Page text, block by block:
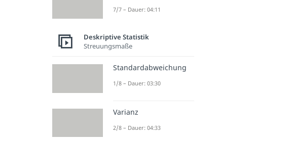
7/7 – Dauer: 04:11
Deskriptive Statistik
Streuungsmaße
Standardabweichung
1/8 – Dauer: 03:30
Varianz
2/8 – Dauer: 04:33